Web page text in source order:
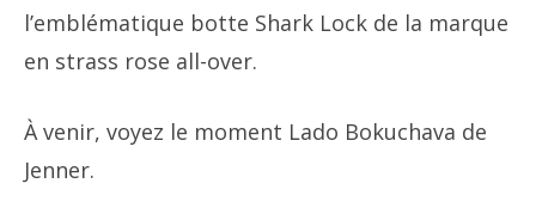
l’emblématique botte Shark Lock de la marque
en strass rose all-over.
À venir, voyez le moment Lado Bokuchava de
Jenner.